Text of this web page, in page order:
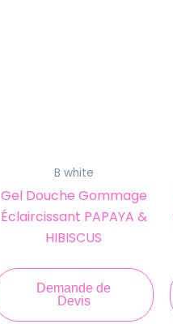
B white
Gel Douche Gommage
Éclaircissant PAPAYA &
HIBISCUS
Demande de
Devis